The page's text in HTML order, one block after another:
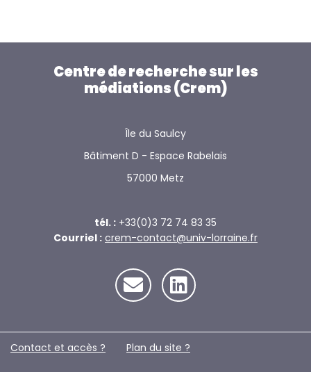
Centre de recherche sur les
médiations (Crem)
Île du Saulcy
Bâtiment D - Espace Rabelais
57000 Metz
tél. : +33(0)3 72 74 83 35
Courriel : crem-contact@univ-lorraine.fr
Contact et accès ? Plan du site ?️